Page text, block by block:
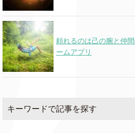
頼れるのは己の腕と仲
ームアプリ
キーワードで記事を探す